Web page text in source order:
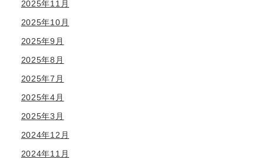
2025年11月
2025年10月
2025年9月
2025年8月
2025年7月
2025年4月
2025年3月
2024年12月
2024年11月